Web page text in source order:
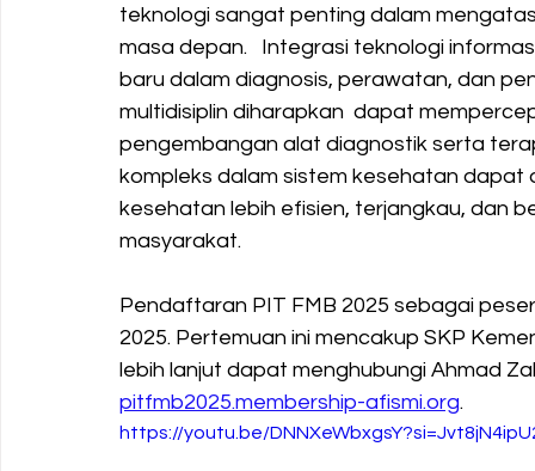
teknologi sangat penting dalam
masa depan.   Integrasi teknologi
baru dalam diagnosis, perawatan, dan
multidisiplin diharapkan  dapat
pengembangan alat diagnostik serta
kompleks dalam sistem kesehatan dapat
kesehatan lebih efisien, terjangkau, dan
masyarakat.
Pendaftaran PIT FMB 2025 sebagai
2025. Pertemuan ini mencakup SKP
lebih lanjut dapat menghubungi Ahmad
pitfmb2025.membership-afismi.org.
https://youtu.be/